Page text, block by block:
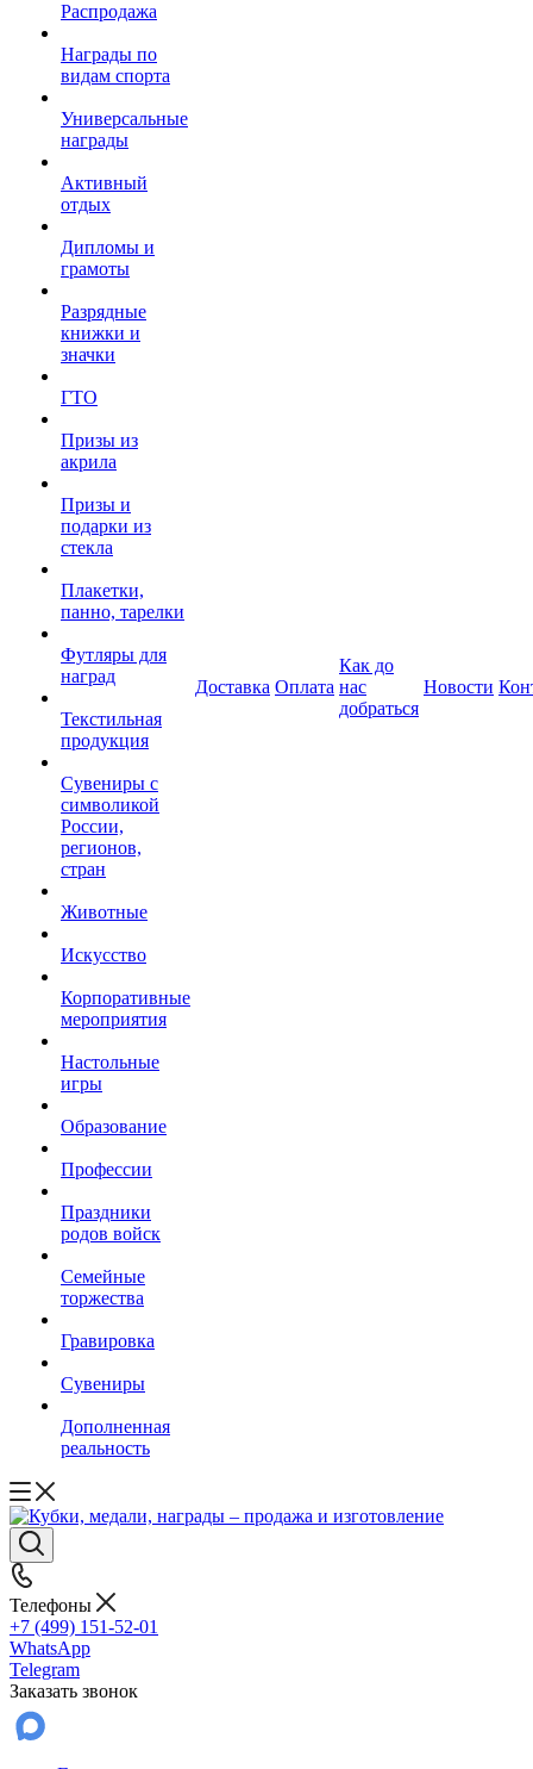
Распродажа
Награды по
видам спорта
Универсальные
награды
Активный
отдых
Дипломы и
грамоты
Разрядные
книжки и
значки
ГТО
Призы из
акрила
Призы и
подарки из
стекла
Плакетки,
панно, тарелки
Футляры для
наград
Текстильная
продукция
Сувениры с
символикой
России,
регионов,
стран
Животные
Искусство
Корпоративные
мероприятия
Настольные
игры
Образование
Профессии
Праздники
родов войск
Семейные
торжества
Гравировка
Сувениры
Дополненная
реальность
Доставка Оплата
Как до
нас
добраться
Новости
Телефоны
+7 (499) 151-52-01
WhatsApp
Telegram
Заказать звонок